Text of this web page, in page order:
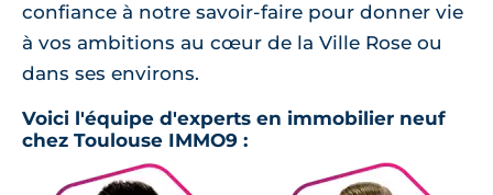
confiance à notre savoir-faire pour donner vie
à vos ambitions au cœur de la Ville Rose ou
dans ses environs.
Voici l'équipe d'experts en immobilier neuf
chez Toulouse IMMO9 :